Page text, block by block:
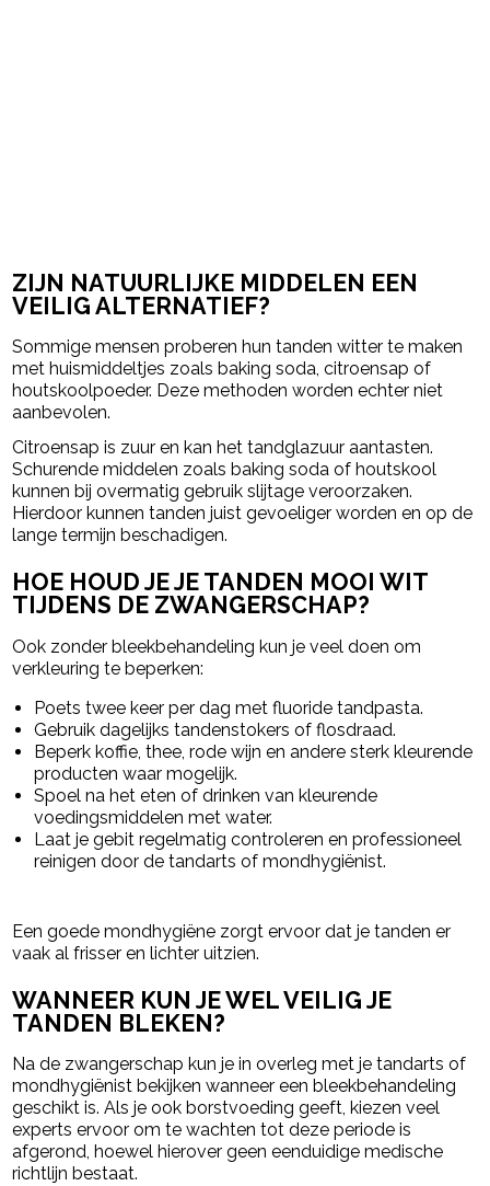
ZIJN NATUURLIJKE MIDDELEN EEN
VEILIG ALTERNATIEF?
Sommige mensen proberen hun tanden witter te maken
met huismiddeltjes zoals baking soda, citroensap of
houtskoolpoeder. Deze methoden worden echter niet
aanbevolen.
Citroensap is zuur en kan het tandglazuur aantasten.
Schurende middelen zoals baking soda of houtskool
kunnen bij overmatig gebruik slijtage veroorzaken.
Hierdoor kunnen tanden juist gevoeliger worden en op de
lange termijn beschadigen.
HOE HOUD JE JE TANDEN MOOI WIT
TIJDENS DE ZWANGERSCHAP?
Ook zonder bleekbehandeling kun je veel doen om
verkleuring te beperken:
Poets twee keer per dag met fluoride tandpasta.
Gebruik dagelijks tandenstokers of flosdraad.
Beperk koffie, thee, rode wijn en andere sterk kleurende
producten waar mogelijk.
Spoel na het eten of drinken van kleurende
voedingsmiddelen met water.
Laat je gebit regelmatig controleren en professioneel
reinigen door de tandarts of mondhygiënist.
Een goede mondhygiëne zorgt ervoor dat je tanden er
vaak al frisser en lichter uitzien.
WANNEER KUN JE WEL VEILIG JE
TANDEN BLEKEN?
Na de zwangerschap kun je in overleg met je tandarts of
mondhygiënist bekijken wanneer een bleekbehandeling
geschikt is. Als je ook borstvoeding geeft, kiezen veel
experts ervoor om te wachten tot deze periode is
afgerond, hoewel hierover geen eenduidige medische
richtlijn bestaat.